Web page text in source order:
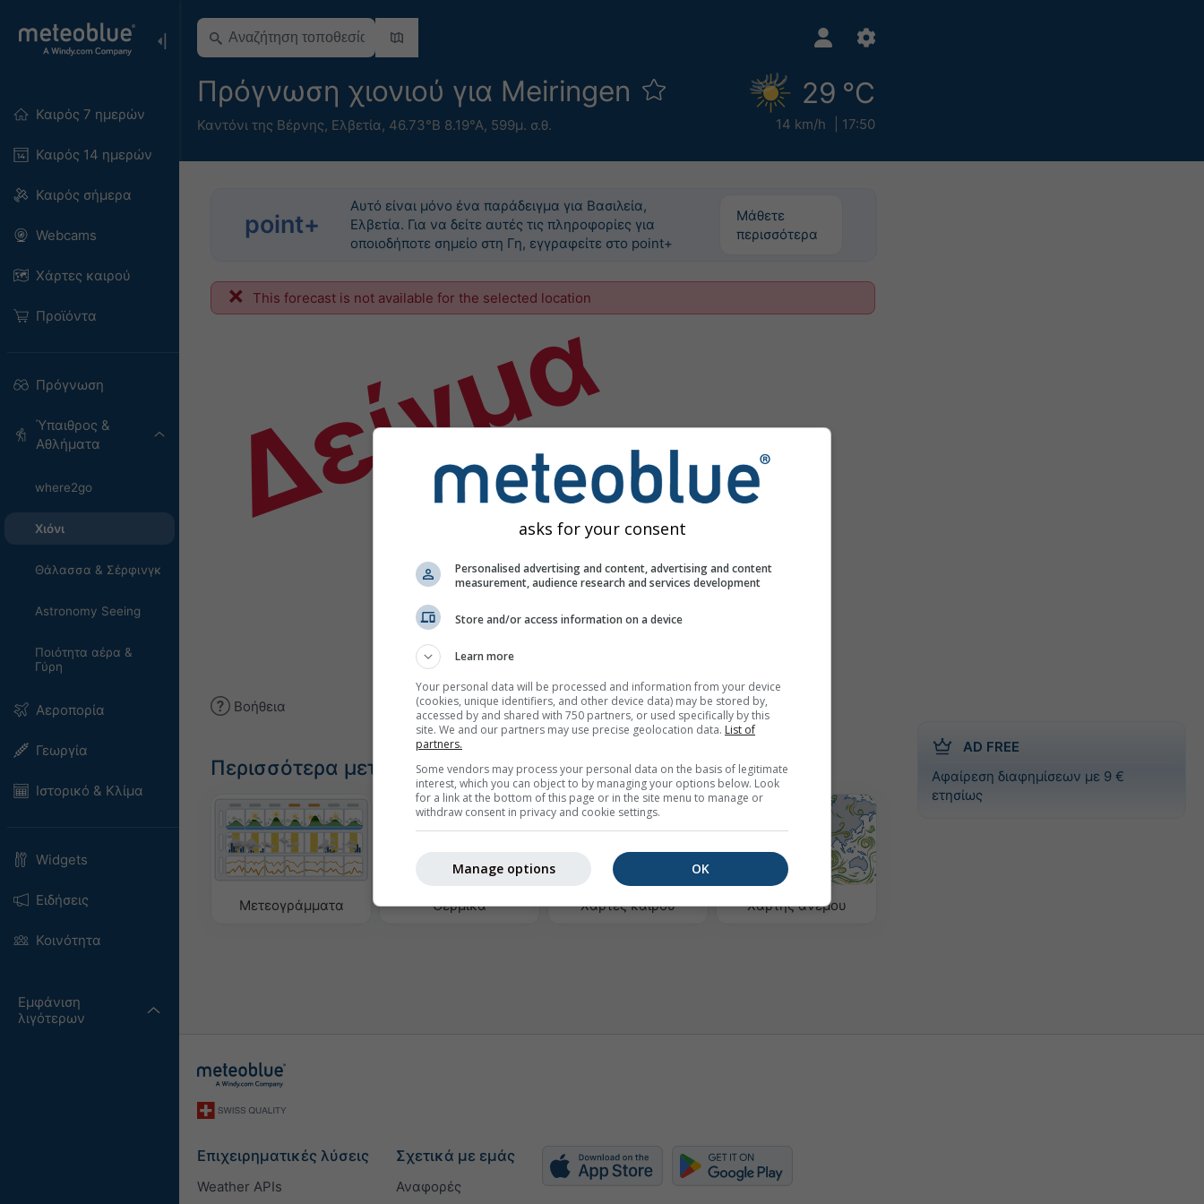
Καιρός 7 ημερών
Καιρός 14 ημερών
Καιρός σήμερα
Webcams
Χάρτες καιρού
Προϊόντα
Πρόγνωση
Ύπαιθρος &
Αθλήματα
where2go
Χιόνι
Θάλασσα & Σέρφινγκ
Astronomy Seeing
Ποιότητα αέρα &
Γύρη
Αεροπορία
Γεωργία
Ιστορικό & Κλίμα
Widgets
Ειδήσεις
Κοινότητα
Εμφάνιση
λιγότερων
Πρόγνωση χιονιού για Meiringen
Καντόνι της Βέρνης, Ελβετία, 46.73°Β 8.19°Α, 599μ. σ.θ.
29 °C
14 km/h 17:50
AD FREE
Αφαίρεση διαφημίσεων με 9 €
ετησίως
point+
Αυτό είναι μόνο ένα παράδειγμα για Βασιλεία,
Ελβετία. Για να δείτε αυτές τις πληροφορίες για
οποιοδήποτε σημείο στη Γη, εγγραφείτε στο point+
Μάθετε
περισσότερα
This forecast is not available for the selected location
Δείγμα
Βοήθεια
Περισσότερα μετεωρολογικά δεδομένα
Μετεογράμματα Θερμικά Χάρτες καιρού Χάρτης ανέμου
Επιχειρηματικές λύσεις
Weather APIs
Σχετικά με εμάς
Αναφορές
asks for your consent
Personalised advertising and content, advertising and content
measurement, audience research and services development
Store and/or access information on a device
Learn more
Your personal data will be processed and information from your device
(cookies, unique identifiers, and other device data) may be stored by,
accessed by and shared with 750 partners, or used specifically by this
site. We and our partners may use precise geolocation data. List of
partners.
Some vendors may process your personal data on the basis of legitimate
interest, which you can object to by managing your options below. Look
for a link at the bottom of this page or in the site menu to manage or
withdraw consent in privacy and cookie settings.
OK
Manage options